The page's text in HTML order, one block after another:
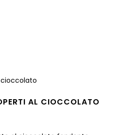
AL CIOCCOLATO